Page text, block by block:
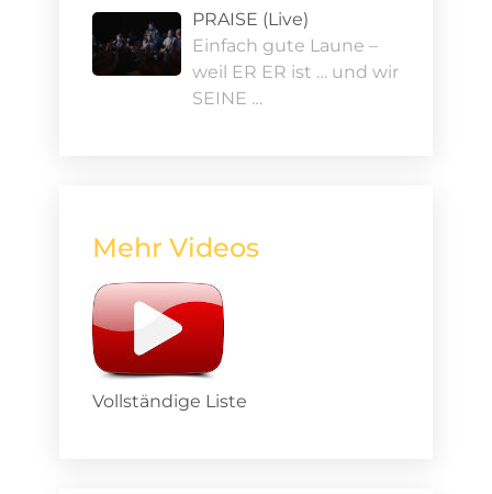
PRAISE (Live)
Einfach gute Laune –
weil ER ER ist … und wir
SEINE …
Mehr Videos
Vollständige Liste